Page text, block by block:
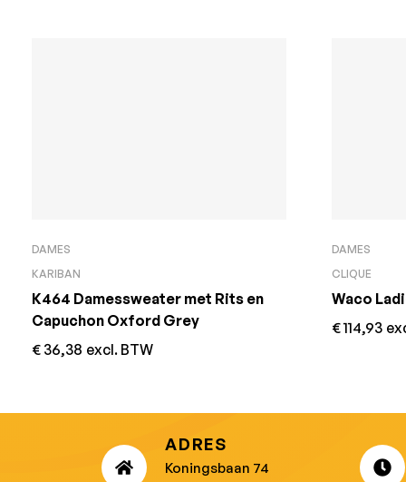
DAMES
KARIBAN
K464 Damessweater met Rits en
Capuchon Oxford Grey
€ 36,38 excl. BTW
DAMES
CLIQUE
Waco
€114,93
ADRES
Koningsbaan 74